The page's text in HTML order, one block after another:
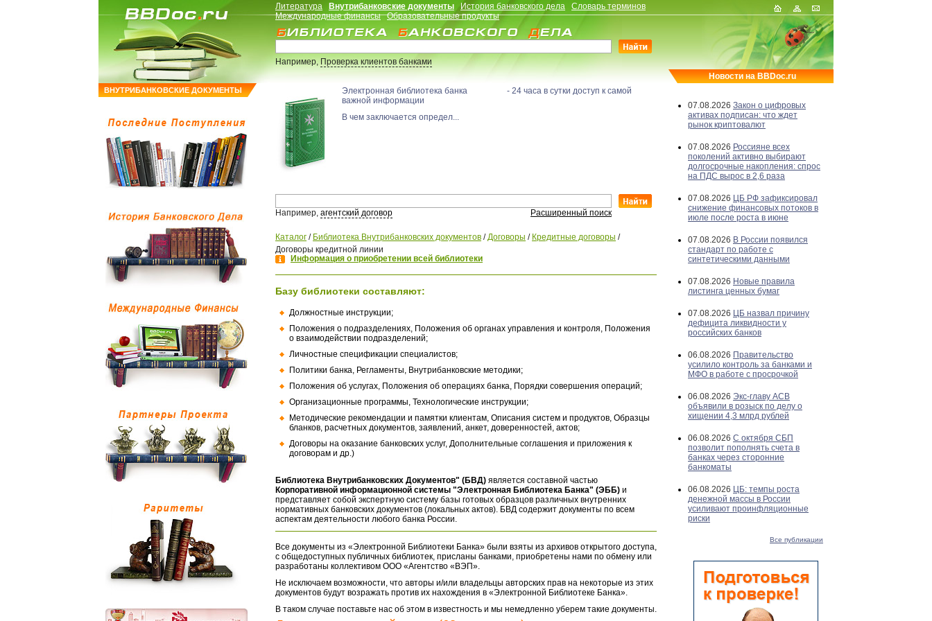
ВНУТРИБАНКОВСКИЕ ДОКУМЕНТЫ
Литература Внутрибанковские документы История банковского дела
Словарь терминов
Международные финансы
Образовательные продукты
Например,Проверка клиентов банками
Электронная библиотека банка - 24 часа в сутки доступ к самой
важной информации
В чем заключается определ...
Например, агентский договор Расширенный поиск
Каталог / Библиотека Внутрибанковских документов /Договоры / Кредитные договоры /
Договоры кредитной линии
Информация о приобретении всей библиотеки
Базу библиотеки составляют:
Должностные инструкции;
Положения о подразделениях, Положения об органах управления и контроля, Положения
о взаимодействии подразделений;
Личностные спецификации специалистов;
Политики банка, Регламенты, Внутрибанковские методики;
Положения об услугах, Положения об операциях банка, Порядки совершения операций;
Организационные программы, Технологические инструкции;
Методические рекомендации и памятки клиентам, Описания систем и продуктов, Образцы
бланков, расчетных документов, заявлений, анкет, доверенностей, актов;
Договоры на оказание банковских услуг, Дополнительные соглашения и приложения к
договорам и др.)
Библиотека Внутрибанковских Документов" (БВД) является составной частью
Корпоративной информационной системы "Электронная Библиотека Банка" (ЭББ) и
представляет собой экспертную систему базы готовых образцов различных внутренних
нормативных банковских документов (локальных актов). БВД содержит документы по всем
аспектам деятельности любого банка России.
Все документы из «Электронной Библиотеки Банка» были взяты из архивов открытого доступа,
с общедоступных публичных библиотек, присланы банками, приобретены нами по обмену или
разработаны коллективом ООО «Агентство «ВЭП».
Не исключаем возможности, что авторы и/или владельцы авторских прав на некоторые из этих
документов будут возражать против их нахождения в «Электронной Библиотеке Банка».
В таком случае поставьте нас об этом в известность и мы немедленно уберем такие документы.
Новости на BBDoc.ru
07.08.2026 Закон о цифровых
активах подписан: что ждет
рынок криптовалют
07.08.2026 Россияне всех
поколений активно выбирают
долгосрочные накопления: спрос
на ПДС вырос в 2,6 раза
07.08.2026 ЦБ РФ зафиксировал
снижение финансовых потоков в
июле после роста в июне
07.08.2026 В России появился
стандарт по работе с
синтетическими данными
07.08.2026 Новые правила
листинга ценных бумаг
07.08.2026 ЦБ назвал причину
дефицита ликвидности у
российских банков
06.08.2026 Правительство
усилило контроль за банками и
МФО в работе с просрочкой
06.08.2026 Экс-главу АСВ
объявили в розыск по делу о
хищении 4,3 млрд рублей
06.08.2026 С октября СБП
позволит пополнять счета в
банках через сторонние
банкоматы
06.08.2026 ЦБ: темпы роста
денежной массы в России
усиливают проинфляционные
риски
Все публикации